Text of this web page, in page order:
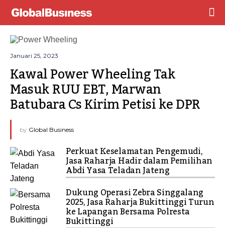
Januari 25, 2023
Kawal Power Wheeling Tak
Masuk RUU EBT, Marwan
Batubara Cs Kirim Petisi ke DPR
by Global Business
Perkuat Keselamatan Pengemudi,
Jasa Raharja Hadir dalam Pemilihan
Abdi Yasa Teladan Jateng
Dukung Operasi Zebra Singgalang
2025, Jasa Raharja Bukittinggi Turun
ke Lapangan Bersama Polresta
Bukittinggi